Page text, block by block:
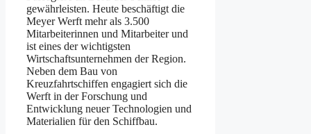
gewährleisten. Heute beschäftigt die
Meyer Werft mehr als 3.500
Mitarbeiterinnen und Mitarbeiter und
ist eines der wichtigsten
Wirtschaftsunternehmen der Region.
Neben dem Bau von
Kreuzfahrtschiffen engagiert sich die
Werft in der Forschung und
Entwicklung neuer Technologien und
Materialien für den Schiffbau.